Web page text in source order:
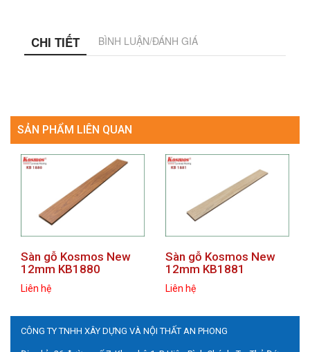
CHI TIẾT BÌNH LUẬN/ĐÁNH GIÁ
SẢN PHẨM LIÊN QUAN
Sàn gỗ Kosmos New
12mm KB1880
Liên hệ
Sàn gỗ Kosmos New
12mm KB1881
Liên hệ
prev next
CÔNG TY TNHH XÂY DỰNG VÀ NỘI THẤT AN PHONG